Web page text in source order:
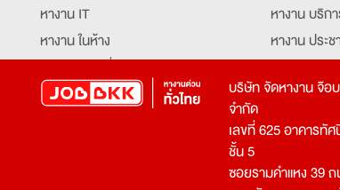
หางาน IT
หางาน ในห้าง
หางาน ท่องเที่ยว
หางาน จัดซื้อ
หางาน บริก
หางาน ประ
หางาน รับโ
หางาน ประ
หางาน จอง
หางาน กุ๊ก
บริษัท จัดหางาน จ๊อ
จำกัด
เลขที่ 625 อาคารทั
ชั้น 5
ซอยรามคำแหง 39